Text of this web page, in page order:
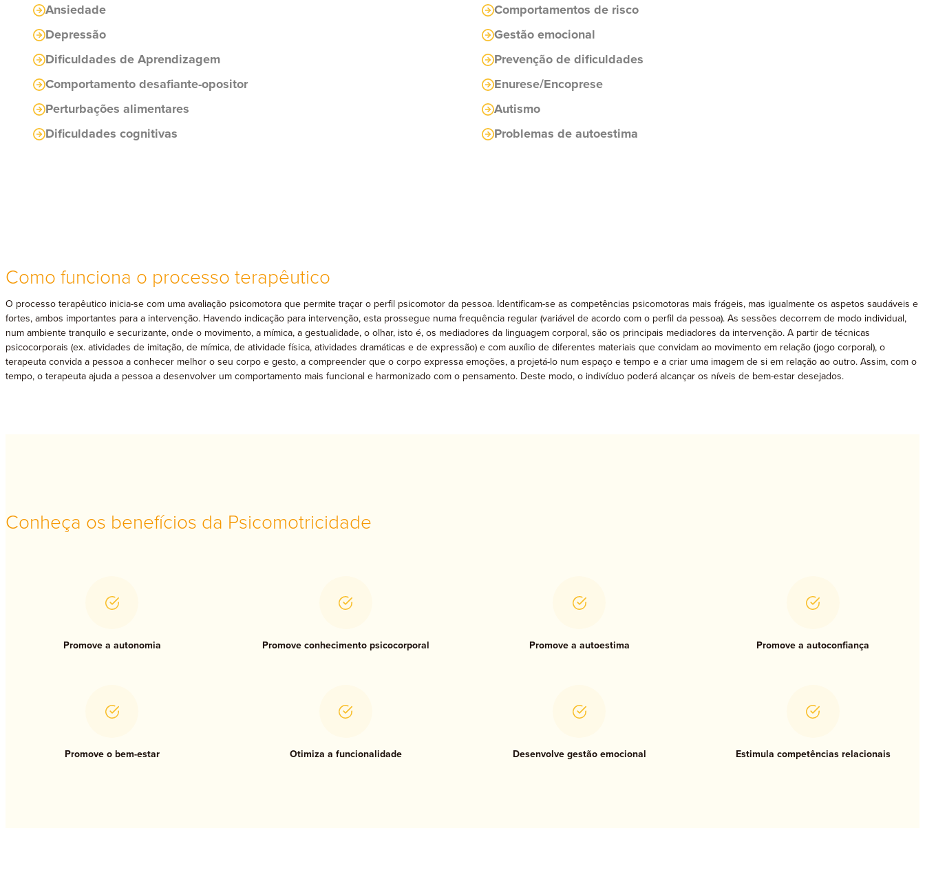
Ansiedade
Depressão
Dificuldades de Aprendizagem
Comportamento desafiante-opositor
Perturbações alimentares
Dificuldades cognitivas
Comportamentos de risco
Gestão emocional
Prevenção de dificuldades
Enurese/Encoprese
Autismo
Problemas de autoestima
Como funciona o processo terapêutico
O processo terapêutico inicia-se com uma avaliação psicomotora que permite traçar o perfil psicomotor da pessoa. Identificam-se as competências psicomotoras mais frágeis, mas igualmente os aspetos saudáveis e
fortes, ambos importantes para a intervenção. Havendo indicação para intervenção, esta prossegue numa frequência regular (variável de acordo com o perfil da pessoa). As sessões decorrem de modo individual,
num ambiente tranquilo e securizante, onde o movimento, a mímica, a gestualidade, o olhar, isto é, os mediadores da linguagem corporal, são os principais mediadores da intervenção. A partir de técnicas
psicocorporais (ex. atividades de imitação, de mímica, de atividade física, atividades dramáticas e de expressão) e com auxílio de diferentes materiais que convidam ao movimento em relação (jogo corporal), o
terapeuta convida a pessoa a conhecer melhor o seu corpo e gesto, a compreender que o corpo expressa emoções, a projetá-lo num espaço e tempo e a criar uma imagem de si em relação ao outro. Assim, com o
tempo, o terapeuta ajuda a pessoa a desenvolver um comportamento mais funcional e harmonizado com o pensamento. Deste modo, o indivíduo poderá alcançar os níveis de bem-estar desejados.
Conheça os benefícios da Psicomotricidade
Promove a autonomia Promove conhecimento psicocorporal Promove a autoestima Promove a autoconfiança
Promove o bem-estar Otimiza a funcionalidade Desenvolve gestão emocional Estimula competências relacionais